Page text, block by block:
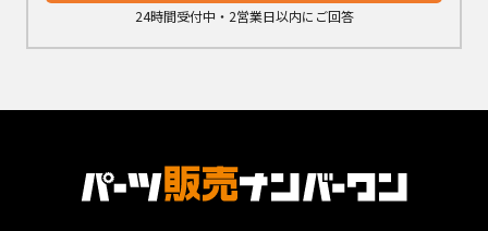
24時間受付中・2営業日以内にご回答